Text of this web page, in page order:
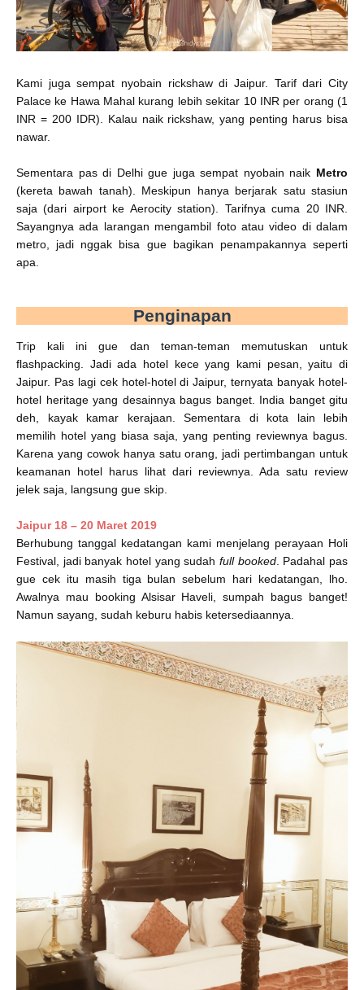
Kami juga sempat nyobain rickshaw di Jaipur. Tarif dari City
Palace ke Hawa Mahal kurang lebih sekitar 10 INR per orang (1
INR = 200 IDR). Kalau naik rickshaw, yang penting harus bisa
nawar.
Sementara pas di Delhi gue juga sempat nyobain naik Metro
(kereta bawah tanah). Meskipun hanya berjarak satu stasiun
saja (dari airport ke Aerocity station). Tarifnya cuma 20 INR.
Sayangnya ada larangan mengambil foto atau video di dalam
metro, jadi nggak bisa gue bagikan penampakannya seperti
apa.
Penginapan
Trip kali ini gue dan teman-teman memutuskan untuk
flashpacking. Jadi ada hotel kece yang kami pesan, yaitu di
Jaipur. Pas lagi cek hotel-hotel di Jaipur, ternyata banyak hotel-
hotel heritage yang desainnya bagus banget. India banget gitu
deh, kayak kamar kerajaan. Sementara di kota lain lebih
memilih hotel yang biasa saja, yang penting reviewnya bagus.
Karena yang cowok hanya satu orang, jadi pertimbangan untuk
keamanan hotel harus lihat dari reviewnya. Ada satu review
jelek saja, langsung gue skip.
Jaipur 18 – 20 Maret 2019
Berhubung tanggal kedatangan kami menjelang perayaan Holi
Festival, jadi banyak hotel yang sudah full booked. Padahal pas
gue cek itu masih tiga bulan sebelum hari kedatangan, lho.
Awalnya mau booking Alsisar Haveli, sumpah bagus banget!
Namun sayang, sudah keburu habis ketersediaannya.